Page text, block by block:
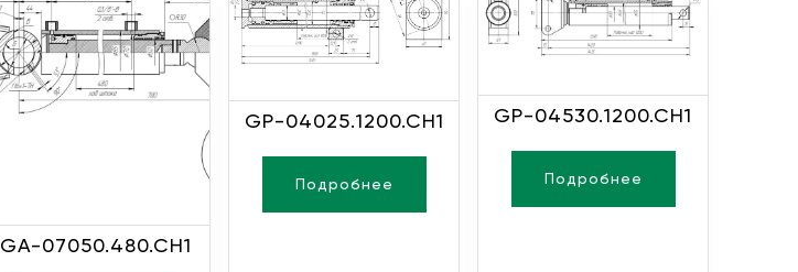
GA-07050.480.CH1
GP-04025.1200.CH1
Подробнее
GP-04530.1200.CH1
Подробнее